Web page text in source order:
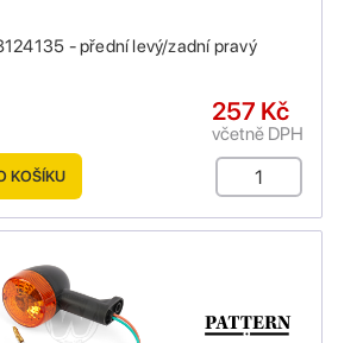
- přední levý/zadní pravý
257 Kč
včetně DPH
KOŠÍKU